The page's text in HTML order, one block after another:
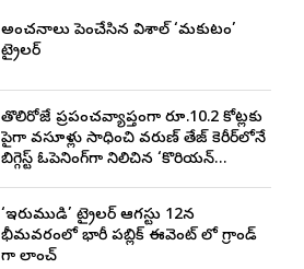
అంచనాలు పెంచేసిన విశాల్ ‘మకుటం’
ట్రైలర్
తొలిరోజే ప్రపంచవ్యాప్తంగా రూ.10.2 కోట్లకు
పైగా వసూళ్లు సాధించి వరుణ్ తేజ్ కెరీర్‌లోనే
బిగ్గెస్ట్ ఓపెనింగ్‌గా నిలిచిన ‘కొరియన్
‘ఇరుముడి’ ట్రైలర్ ఆగస్టు 12న
భీమవరంలో భారీ పబ్లిక్ ఈవెంట్ లో గ్రాండ్
గా లాంచ్